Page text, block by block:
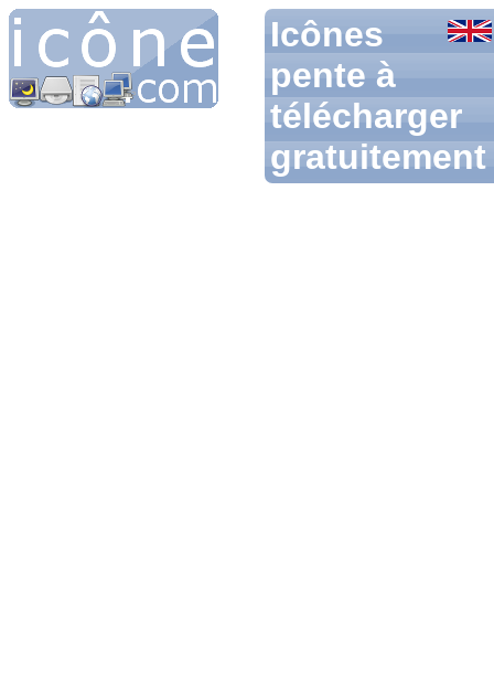
Icônes
pente à
télécharger
gratuitement